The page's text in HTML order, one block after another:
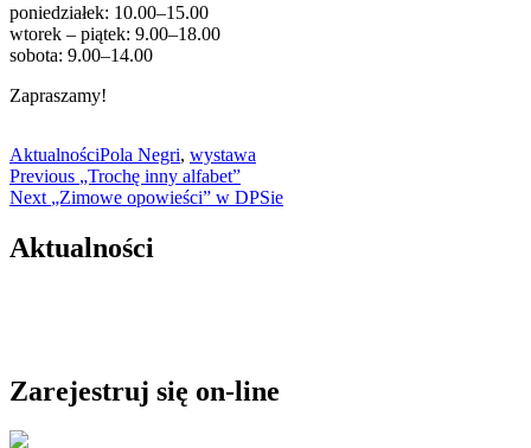
poniedziałek: 10.00–15.00
wtorek – piątek: 9.00–18.00
sobota: 9.00–14.00
Zapraszamy!
AktualnościPola Negri, wystawa
Nawigacja
wpisu
Previous
Previous
post:
„Trochę inny alfabet”
Next
Next
„Zimowe opowieści” w DPSie
Aktualności
Zarejestruj się on-line